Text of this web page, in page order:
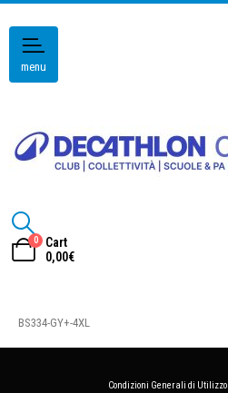
menu
0
Cart
0,00€
BS334-GY+-4XL
Condizioni Generali di Utilizzo